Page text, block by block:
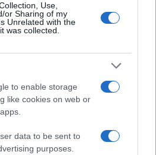
Use,
or Sharing of my
Unrelated with the
was collected.
to enable storage
like cookies on web or
data to be sent to
purposes.